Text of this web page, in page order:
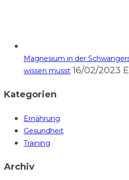
Magnesium in der
wissen musst 16/02/2023
Kategorien
Ernährung
Gesundheit
Training
Archiv